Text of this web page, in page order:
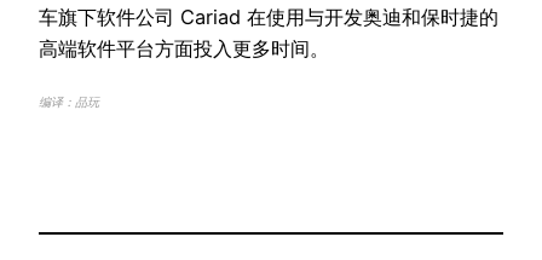
车旗下软件公司 Cariad 在使用与开发奥迪和保时捷的
高端软件平台方面投入更多时间。
编译：品玩